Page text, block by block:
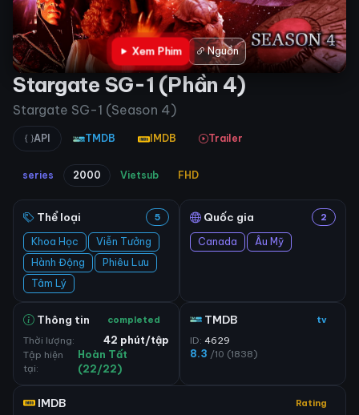
Xem Phim Nguồn
Stargate SG-1 (Phần 4)
Stargate SG-1 (Season 4)
API TMDB IMDB Trailer
series 2000 Vietsub FHD
Thể loại 5
Khoa Học
Viễn Tưởng
Hành Động
Phiêu Lưu
Tâm Lý
Quốc gia 2
Canada Âu Mỹ
Thông tin completed
Thời lượng:
42 phút/tập
Tập hiện
tại:
Hoàn Tất
(22/22)
TMDB tv
ID: 4629
8.3 /10 (1838)
IMDB Rating